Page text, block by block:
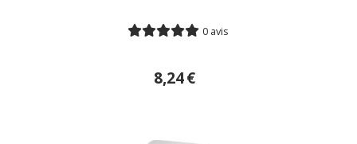
0 avis
8,24€